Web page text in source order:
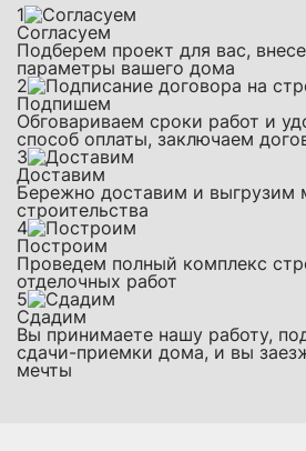
1
Согласуем
Подберем проект для вас,
параметры вашего дома
2
Подпишем
Обговариваем сроки работ и
способ оплаты, заключаем
3
Доставим
Бережно доставим и выгрузим
строительства
4
Построим
Проведем полный комплекс
отделочных работ
5
Сдадим
Вы принимаете нашу работу,
сдачи-приемки дома, и вы
мечты